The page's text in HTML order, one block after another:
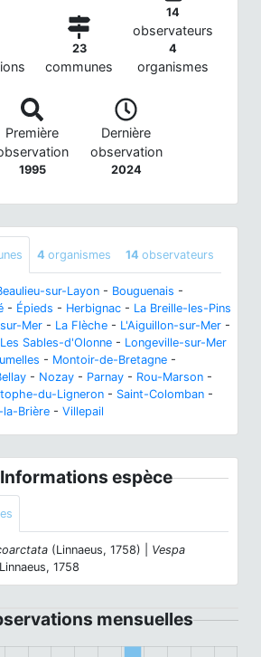
23
communes
14
observateurs
4
organismes
Première
1995
Dernière
observation
2024
4 organismes 14 observateurs
sur-Layon - Bouguenais -
- Épieds - Herbignac - La Breille-les-Pins
Mer - La Flèche - L'Aiguillon-sur-Mer -
Les Sables-d'Olonne - Longeville-sur-Mer
- Montoir-de-Bretagne -
- Nozay - Parnay - Rou-Marson -
du-Ligneron - Saint-Colomban -
la-Brière - Villepail
Informations espèce
(Linnaeus, 1758) | Vespa
Linnaeus, 1758
mensuelles